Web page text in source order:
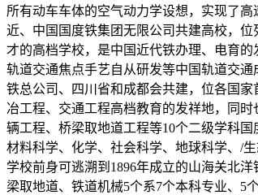
所有动车车体的空气动力学设想，实现了
近、中国国度铁集团无限公司共建高校，
才的高档学校，是中国近代铁办理、电育
轨道交通焦点手艺自从研发等中国轨道交
铁总公司、四川省和成都会共建，位各国
冶工程、交通工程高档教育的发祥地，同
辆工程、桥梁取地道工程等10个二级学科
材料科学、化学、社会科学、地球科学、/
学校前身可逃溯到1896年成立的山海关北
梁取地道、铁道机械5个系7个本科专业、5